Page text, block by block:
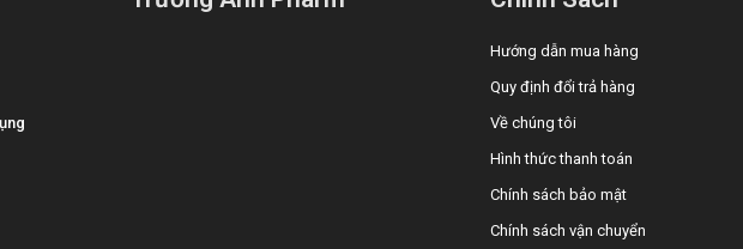
Hướng dẫn mua hàng
Quy định đổi trả hàng
Về chúng tôi
Hình thức thanh toán
Chính sách bảo mật
Chính sách vận chuyển